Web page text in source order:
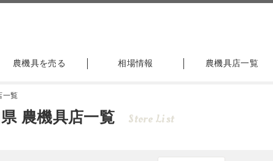
農機具を売る 相場情報 農機具店一覧
一覧
農機具店一覧 Store List